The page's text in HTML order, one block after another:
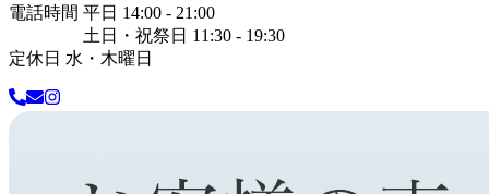
電話時間 平日 14:00 - 21:00
土日・祝祭日 11:30 - 19:30
定休日 水・木曜日